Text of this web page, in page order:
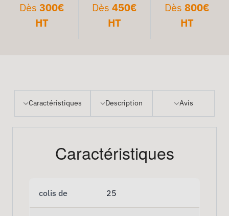
Dès300€
HT
Dès 450€
HT
Dès 800€
HT
Caractéristiques Description Avis
Caractéristiques
colis de 25